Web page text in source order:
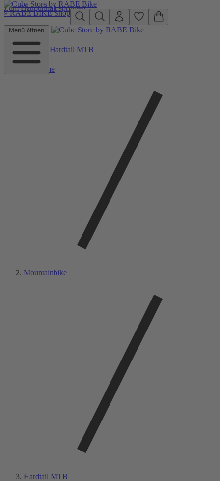
Zum Hauptinhalt springen
»RABE BIKE Shop
Menü öffnen
Zurück zu Hardtail MTB
Home
Mountainbike
Hardtail MTB